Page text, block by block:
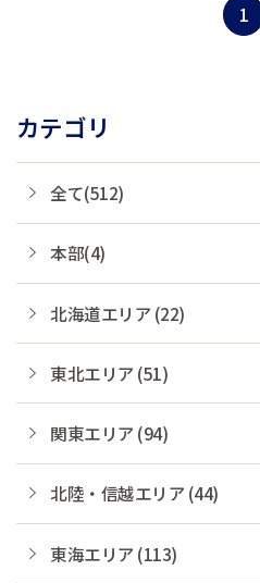
1
カテゴリ
全て(512)
本部(4)
北海道エリア (22)
東北エリア (51)
関東エリア (94)
北陸・信越エリア (44)
東海エリア (113)